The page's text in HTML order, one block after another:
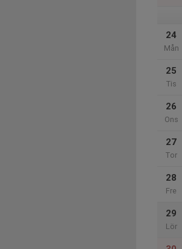
24
Mån
25
Tis
26
Ons
27
Tor
28
Fre
29
Lör